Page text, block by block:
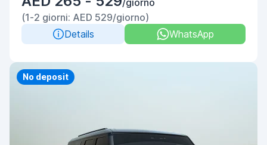
/giorno
(1-2 giorni: AED 529/giorno)
Details
WhatsApp
No deposit